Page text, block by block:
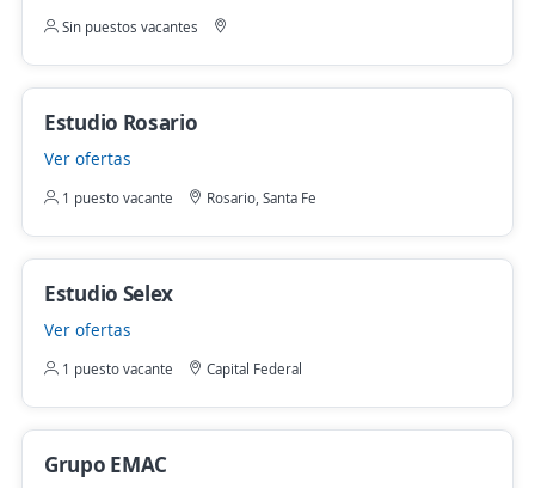
Sin puestos vacantes
Estudio Rosario
Ver ofertas
1 puesto vacante Rosario, Santa Fe
Estudio Selex
Ver ofertas
1 puesto vacante Capital Federal
Grupo EMAC